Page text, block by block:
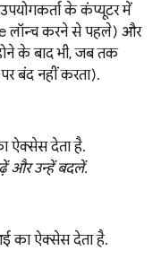
के कंप्यूटर में
लॉन्च करने से पहले) और
के बाद भी, जब तक
बंद नहीं करता).
ऐक्सेस देता है.
और उन्हें बदलें.
का ऐक्सेस देता है.